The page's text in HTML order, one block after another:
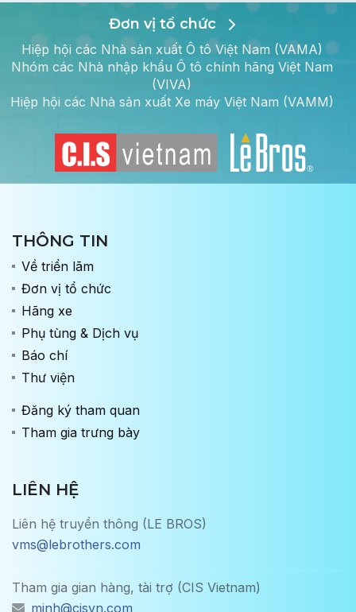
Đơn vị tổ chức
Hiệp hội các Nhà sản xuất Ô tô Việt Nam (VAMA)
Nhóm các Nhà nhập khẩu Ô tô chính hãng Việt Nam
(VIVA)
Hiệp hội các Nhà sản xuất Xe máy Việt Nam (VAMM)
THÔNG TIN
Về triển lãm
Đơn vị tổ chức
Hãng xe
Phụ tùng & Dịch vụ
Báo chí
Thư viện
Đăng ký tham quan
Tham gia trưng bày
LIÊN HỆ
Liên hệ truyền thông (LE BROS)
vms@lebrothers.com
Tham gia gian hàng, tài trợ (CIS Vietnam)
minh@cisvn.com